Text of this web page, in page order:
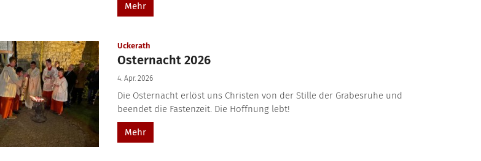
Mehr
Uckerath
Osternacht 2026
4. Apr. 2026
Die Osternacht erlöst uns Christen von der Stille der Grabesruhe und
beendet die Fastenzeit. Die Hoffnung lebt!
Mehr